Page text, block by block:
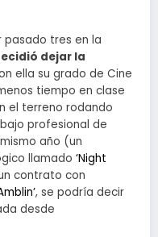
pasado tres en la
dejar la
ella su grado de Cine
tiempo en clase
el terreno rodando
profesional de
año (un
llamado ‘Night
contrato con
, se podría decir
desde